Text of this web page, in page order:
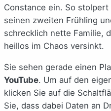
Constance ein. So
seinen zweiten Frühling
schrecklich nette Familie,
heillos im Chaos versinkt.
Sie sehen gerade einen
YouTube. Um auf den
klicken Sie auf die
Sie, dass dabei Daten an